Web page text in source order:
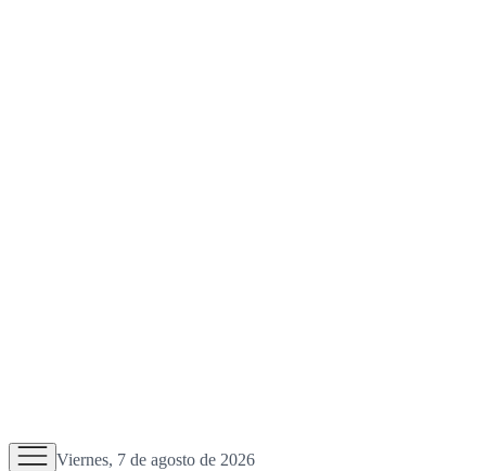
Viernes, 7 de agosto de 2026